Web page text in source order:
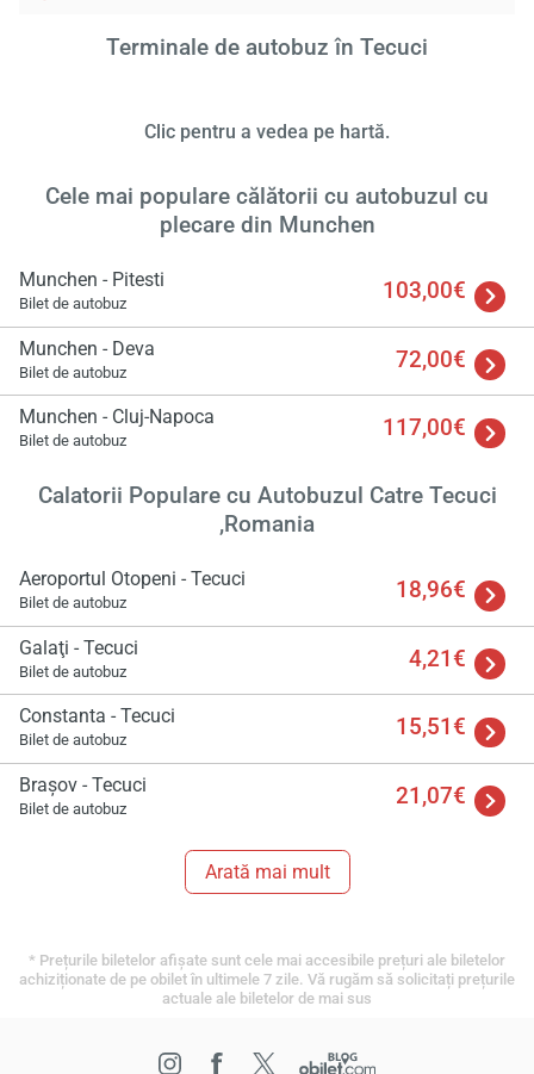
Terminale de autobuz în Tecuci
Clic pentru a vedea pe hartă.
Cele mai populare călătorii cu autobuzul cu
plecare din Munchen
Munchen - Pitesti
Bilet de autobuz 103,00€
Munchen - Deva
Bilet de autobuz 72,00€
Munchen - Cluj-Napoca
Bilet de autobuz 117,00€
Calatorii Populare cu Autobuzul Catre Tecuci
,Romania
Aeroportul Otopeni - Tecuci
Bilet de autobuz 18,96€
Galaţi - Tecuci
Bilet de autobuz 4,21€
Constanta - Tecuci
Bilet de autobuz 15,51€
Braşov - Tecuci
Bilet de autobuz 21,07€
Arată mai mult
* Prețurile biletelor afișate sunt cele mai accesibile prețuri ale biletelor
achiziționate de pe obilet în ultimele 7 zile. Vă rugăm să solicitați prețurile
actuale ale biletelor de mai sus